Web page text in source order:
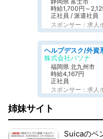
時給1,700円～
正社員 / 派遣社員
スポンサー：求人
株式会社パソナ
福岡県 北九州市
時給4,167円
正社員
スポンサー：求人
姉妹サイト
Suicaのペ